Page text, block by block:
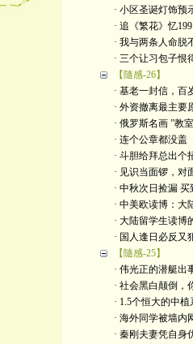
· 小区圣诞灯饰预
· 追《繁花》忆
· 我与两条人命脱
· 三个让习包子恨
【隨感-26】
· 基老一封信，百
· 外资撤离最主要
· 俄罗斯名画 ”教
· 连个公章都没盖
· 斗胆给拜总出个
· 见识当面锣，对
· 中秋次日捡漏
· 中美欧读博：大
· 大陆留学生读博
· 国人逢日必反又
【隨感-25】
· 伟光正的潜艇出
· 社会黑白颠倒，
· 1.5个恒大的中
· 海外同学被墙内
· 秦刚夫妻凭自身